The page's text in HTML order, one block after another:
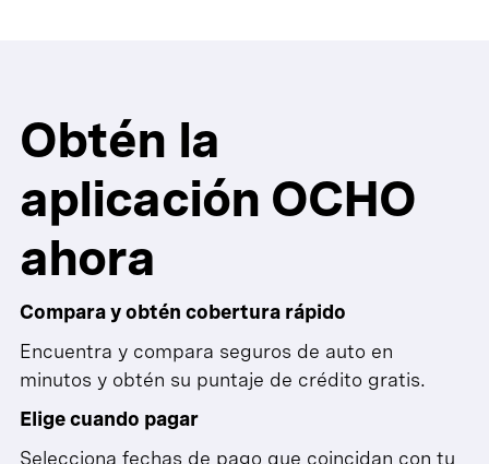
Obtén la
aplicación OCHO
ahora
Compara y obtén cobertura rápido
Encuentra y compara seguros de auto en
minutos y obtén su puntaje de crédito gratis.
Elige cuando pagar
Selecciona fechas de pago que coincidan con tu